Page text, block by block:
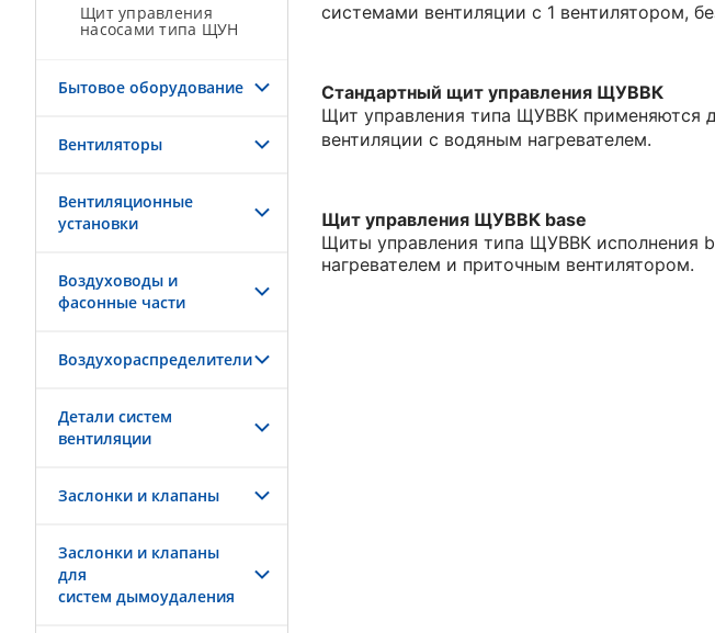
Щит управления
насосами типа ЩУН
Бытовое оборудование
Вентиляторы
Вентиляционные
установки
Воздуховоды и
фасонные части
Воздухораспределители
Детали систем
вентиляции
Заслонки и клапаны
Заслонки и клапаны
для
систем дымоудаления
системами вентиляции с 1 вентилятором,
Стандартный щит управления ЩУВВК
Щит управления типа ЩУВВК применяются
вентиляции с водяным нагревателем.
Щит управления ЩУВВК base
Щиты управления типа ЩУВВК исполнения
нагревателем и приточным вентилятором.